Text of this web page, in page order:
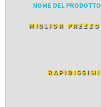
DORSALI TARGHE
NOME DEL PRODOTTO
MIGLIOR PREZZO
RAPIDISSIMI